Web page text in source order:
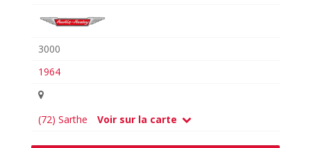
3000
1964
(72) Sarthe Voir sur la carte